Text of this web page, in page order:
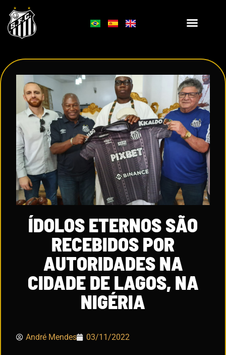
ÍDOLOS ETERNOS SÃO
RECEBIDOS POR
AUTORIDADES NA
CIDADE DE LAGOS, NA
NIGÉRIA
André Mendes 03/11/2022